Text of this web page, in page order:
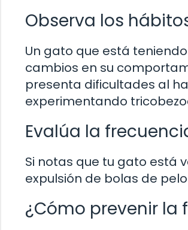
Observa los
Un gato que está
cambios en su
presenta dificultades al
experimentando
Evalúa la
Si notas que tu gato está
expulsión de bolas de
¿Cómo prevenir la